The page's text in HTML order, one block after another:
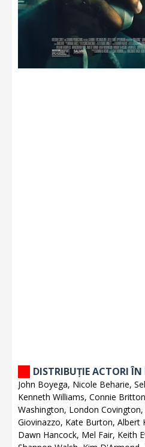
DISTRIBUȚIE ACTORI
John Boyega, Nicole Beharie,
Kenneth Williams, Connie
Washington, London
Giovinazzo, Kate Burton, Albert
Dawn Hancock, Mel Fair, Keith